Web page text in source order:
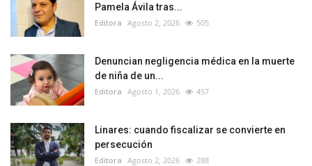
Pamela Ávila tras...
Editora Agosto 2, 2026 505
Denuncian negligencia médica en la muerte
de niña de un...
Editora Agosto 1, 2026 457
Linares: cuando fiscalizar se convierte en
persecución
Editora Agosto 2, 2026 288